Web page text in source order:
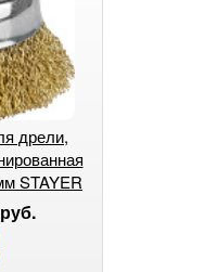
дрели,
STAYER